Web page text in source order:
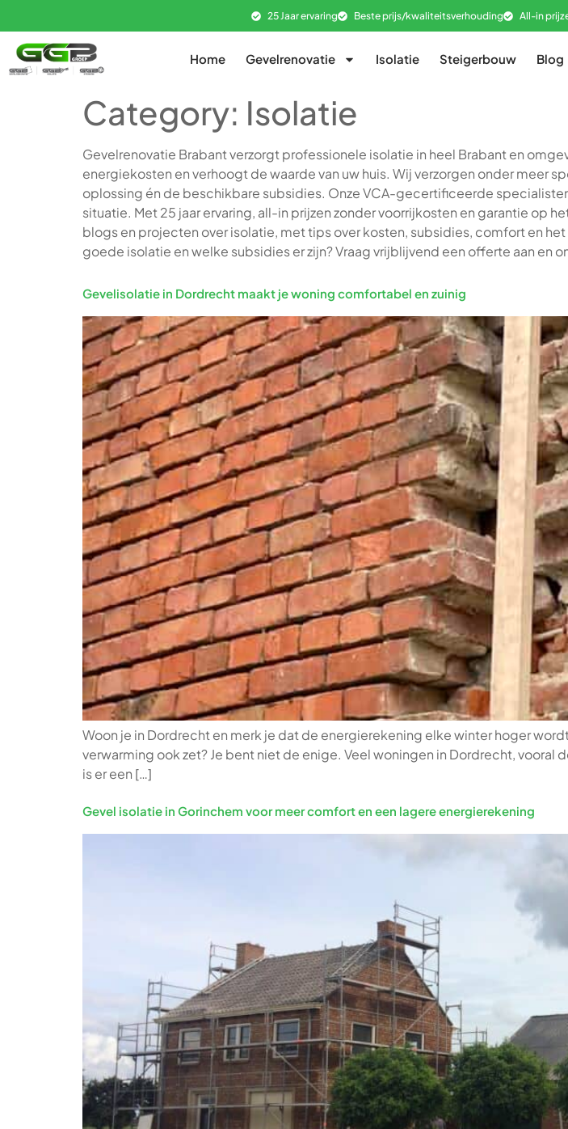
25 Jaar ervaring Beste prijs/kwaliteitsverhouding All-in
Home Gevelrenovatie Isolatie Steigerbouw Blog
Category: Isolatie
Gevelrenovatie Brabant verzorgt professionele isolatie in heel Brabant en
energiekosten en verhoogt de waarde van uw huis. Wij verzorgen onder meer
oplossing én de beschikbare subsidies. Onze VCA-gecertificeerde
situatie. Met 25 jaar ervaring, all-in prijzen zonder voorrijkosten en garantie op
blogs en projecten over isolatie, met tips over kosten, subsidies, comfort en
goede isolatie en welke subsidies er zijn? Vraag vrijblijvend een offerte aan en
Gevelisolatie in Dordrecht maakt je woning comfortabel en zuinig
Woon je in Dordrecht en merk je dat de energierekening elke winter hoger
verwarming ook zet? Je bent niet de enige. Veel woningen in Dordrecht,
is er een […]
Gevel isolatie in Gorinchem voor meer comfort en een lagere energierekening